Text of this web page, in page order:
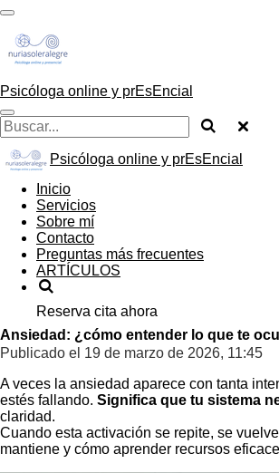
Ir
al
contenido
principal
Psicóloga online y prEsEncial
Psicóloga online y prEsEncial
Inicio
Servicios
Sobre mí
Contacto
Preguntas más frecuentes
ARTÍCULOS
Reserva cita ahora
Ansiedad: ¿cómo entender lo que te
Publicado el 19 de marzo de 2026, 11:45
A veces la ansiedad aparece con tanta
estés fallando. Significa que tu sistema
claridad.
Cuando esta activación se repite, se
mantiene y cómo aprender recursos